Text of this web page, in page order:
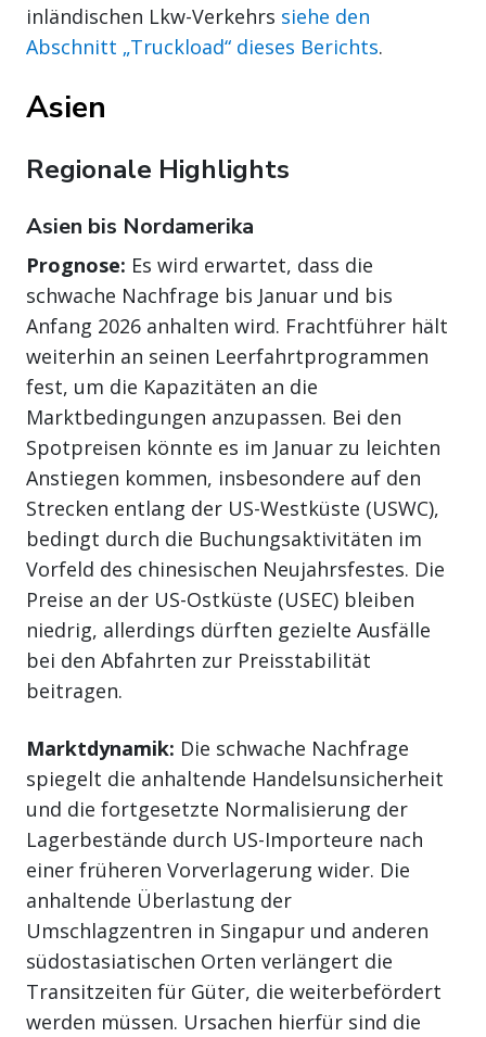
inländischen Lkw-Verkehrs siehe den
Abschnitt „Truckload“ dieses Berichts.
Asien
Regionale Highlights
Asien bis Nordamerika
Prognose: Es wird erwartet, dass die
schwache Nachfrage bis Januar und bis
Anfang 2026 anhalten wird. Frachtführer hält
weiterhin an seinen Leerfahrtprogrammen
fest, um die Kapazitäten an die
Marktbedingungen anzupassen. Bei den
Spotpreisen könnte es im Januar zu leichten
Anstiegen kommen, insbesondere auf den
Strecken entlang der US-Westküste (USWC),
bedingt durch die Buchungsaktivitäten im
Vorfeld des chinesischen Neujahrsfestes. Die
Preise an der US-Ostküste (USEC) bleiben
niedrig, allerdings dürften gezielte Ausfälle
bei den Abfahrten zur Preisstabilität
beitragen.
Marktdynamik: Die schwache Nachfrage
spiegelt die anhaltende Handelsunsicherheit
und die fortgesetzte Normalisierung der
Lagerbestände durch US-Importeure nach
einer früheren Vorverlagerung wider. Die
anhaltende Überlastung der
Umschlagzentren in Singapur und anderen
südostasiatischen Orten verlängert die
Transitzeiten für Güter, die weiterbefördert
werden müssen. Ursachen hierfür sind die